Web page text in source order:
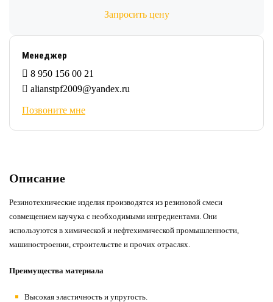
Запросить цену
Менеджер
8 950 156 00 21
alianstpf2009@yandex.ru
Позвоните мне
Описание
Резинотехнические изделия производятся из резиновой смеси
совмещением каучука с необходимыми ингредиентами. Они
используются в химической и нефтехимической промышленности,
машиностроении, строительстве и прочих отраслях.
Преимущества материала
Высокая эластичность и упругость.